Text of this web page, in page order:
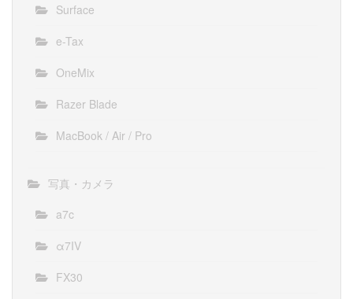
Surface
e-Tax
OneMix
Razer Blade
MacBook / Air / Pro
写真・カメラ
a7c
α7IV
FX30